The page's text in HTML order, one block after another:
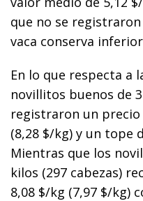
que no se
vaca conserva
En lo que respecta a
novillitos buenos de
registraron un
(8,28 $/kg) y un tope
Mientras que los
kilos (297 cabezas)
8,08 $/kg (7,97 $/kg)